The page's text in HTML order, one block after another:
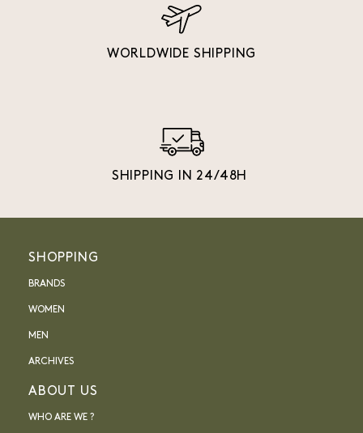
WORLDWIDE SHIPPING
SHIPPING IN 24/48H
SHOPPING
BRANDS
WOMEN
MEN
ARCHIVES
ABOUT US
WHO ARE WE ?